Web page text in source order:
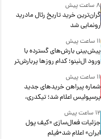
۸ ساعت پیش
گران‌ترین خرید تاریخ رئال مادرید
رونمایی شد
۱۱ ساعت پیش
پیش‌بینی بارش‌های گسترده با
ورود ال‌نینو؛ کدام روزها پربارش‌تر
خواهند بود؟
۱۱ ساعت پیش
شماره پیراهن خریدهای جدید
پرسپولیس اعلام شد؛ تیکدری،
محبی و سرگیف با اعداد ویژه
۱۲ ساعت پیش
جزئیات فعال‌سازی «کیف پول
ایران» اعلام شد+فیلم